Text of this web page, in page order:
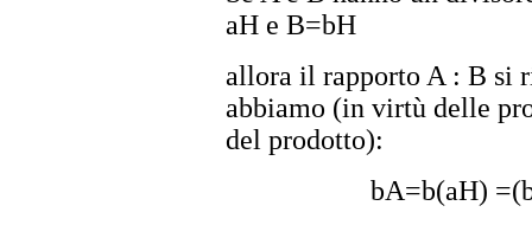
aH e B=bH
allora il rapporto A : B si
abbiamo (in virtù delle
del prodotto):
bA=b(aH)